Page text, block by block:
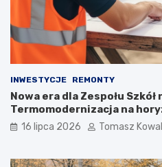
INWESTYCJE REMONTY
Nowa era dla Zespołu
Termomodernizacja na
16 lipca 2026 Tomasz